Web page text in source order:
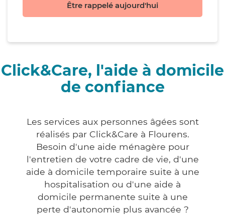
Être rappelé aujourd'hui
Click&Care, l'aide à domicile
de confiance
Les services aux personnes âgées sont
réalisés par Click&Care à Flourens.
Besoin d'une aide ménagère pour
l'entretien de votre cadre de vie, d'une
aide à domicile temporaire suite à une
hospitalisation ou d'une aide à
domicile permanente suite à une
perte d'autonomie plus avancée ?